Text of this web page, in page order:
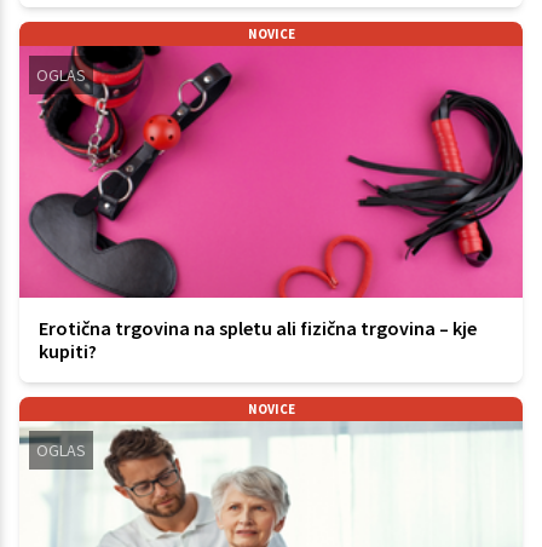
NOVICE
OGLAS
Erotična trgovina na spletu ali fizična trgovina – kje
kupiti?
NOVICE
OGLAS